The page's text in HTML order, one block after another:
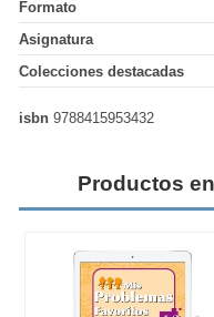
Formato
Asignatura
Colecciones destacadas
isbn 9788415953432
Productos